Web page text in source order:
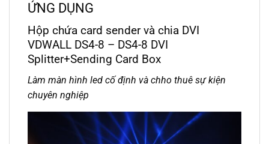
ỨNG DỤNG
Hộp chứa card sender và chia DVI
VDWALL DS4-8 – DS4-8 DVI
Splitter+Sending Card Box
Làm màn hình led cố định và chho thuê sự kiện
chuyên nghiệp